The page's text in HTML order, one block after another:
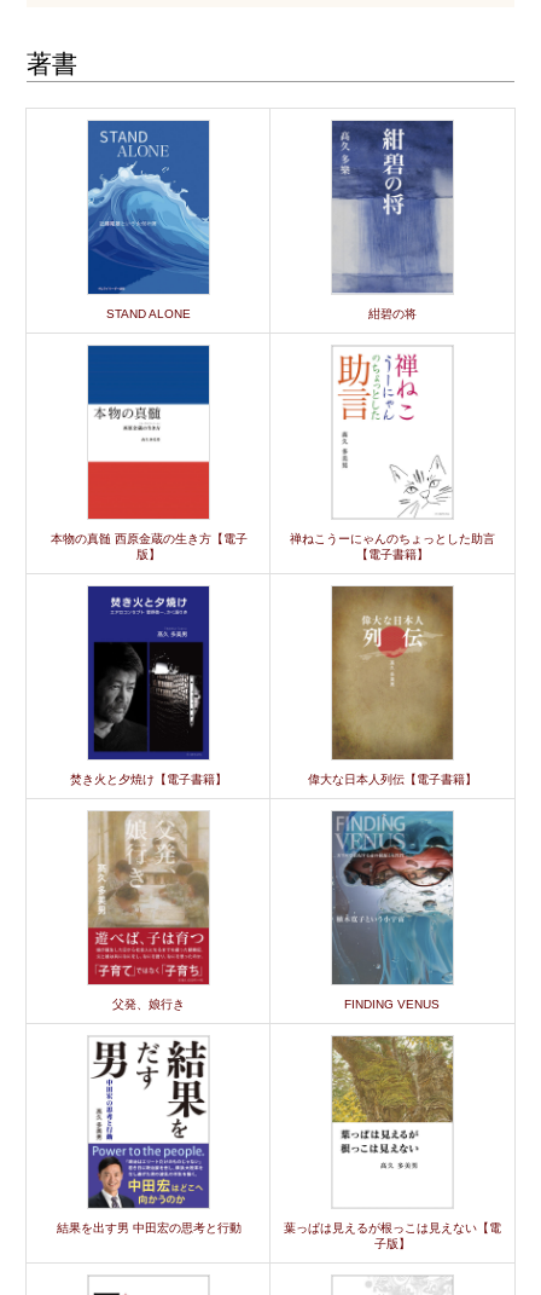
著書
STAND ALONE 紺碧の将
本物の真髄 西原金蔵の生き方【電子
版】
禅ねこうーにゃんのちょっとした助言
【電子書籍】
焚き火と夕焼け【電子書籍】 偉大な日本人列伝【電子書籍】
父発、娘行き FINDING VENUS
結果を出す男 中田宏の思考と行動
葉っぱは見えるが根っこは見えない【電
子版】